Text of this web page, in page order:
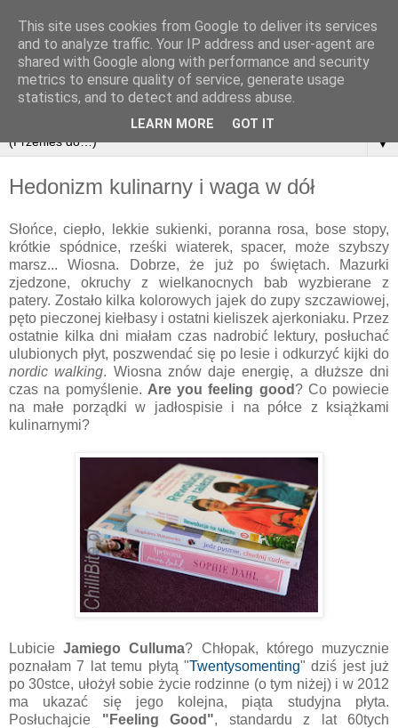
▼
Hedonizm kulinarny i waga w dół
Słońce, ciepło, lekkie sukienki, poranna rosa, bose stopy,
krótkie spódnice, rześki wiaterek, spacer, może szybszy
marsz... Wiosna. Dobrze, że już po świętach. Mazurki
zjedzone, okruchy z wielkanocnych bab wyzbierane z
patery. Zostało kilka kolorowych jajek do zupy szczawiowej,
pęto pieczonej kiełbasy i ostatni kieliszek ajerkoniaku. Przez
ostatnie kilka dni miałam czas nadrobić lektury, posłuchać
ulubionych płyt, poszwendać się po lesie i odkurzyć kijki do
nordic walking. Wiosna znów daje energię, a dłuższe dni
czas na pomyślenie. Are you feeling good ? Co powiecie
na małe porządki w jadłospisie i na półce z książkami
kulinarnymi?
LubicieJamiego Culluma? Chłopak, którego muzycznie
poznałam 7 lat temu płytą "Twentysomenting" dziś jest już
po 30stce, ułożył sobie życie rodzinne (o tym niżej) i w 2012
ma ukazać się jego kolejna, piąta studyjna płyta.
Posłuchajcie "Feeling Good", standardu z lat 60tych
This site uses cookies from Google to deliver its services
and to analyze traffic. Your IP address and user-agent are
shared with Google along with performance and security
metrics to ensure quality of service, generate usage
statistics, and to detect and address abuse.
LEARN MORE GOT IT